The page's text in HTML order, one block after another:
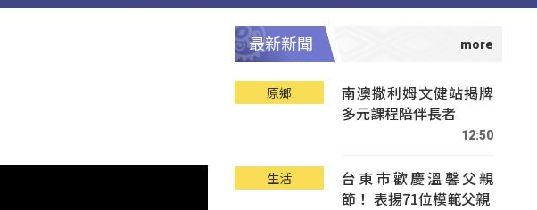
最新新聞
原鄉
南澳撒利姆文健站揭牌
多元課程陪伴長者
12:50
生活
台東市歡慶溫馨父親
節！ 表揚71位模範父親